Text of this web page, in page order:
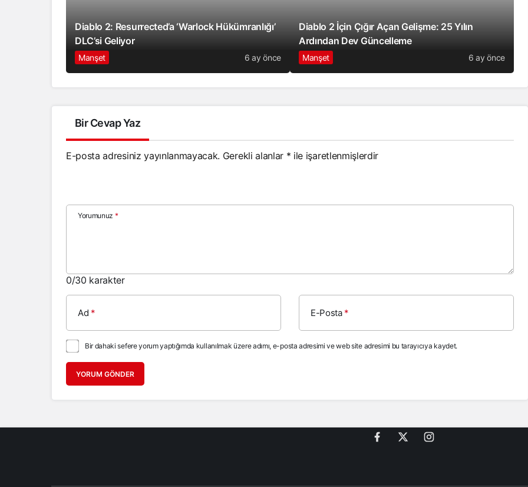
Diablo 2: Resurrected’a ‘Warlock Hükümranlığı’
DLC’si Geliyor
Manşet 6 ay önce
Diablo 2 İçin Çığır Açan Gelişme: 25 Yılın
Ardından Dev Güncelleme
Manşet 6 ay önce
Bir Cevap Yaz
E-posta adresiniz yayınlanmayacak. Gerekli alanlar * ile işaretlenmişlerdir
Yorumunuz *
0/30 karakter
Ad * E-Posta*
Bir dahaki sefere yorum yaptığımda kullanılmak üzere adımı, e-posta adresimi ve web site adresimi bu tarayıcıya kaydet.
YORUM GÖNDER